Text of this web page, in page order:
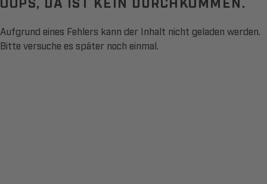
Aufgrund eines Fehlers kann der Inhalt nicht geladen werden.
Bitte versuche es später noch einmal.